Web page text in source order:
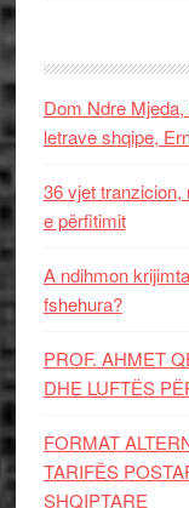
Dom Ndre
letrave shqipe,
36 vjet tranzicion,
e përfitimit
A ndihmon
fshehura?
PROF. AHMET
DHE LUFTЁS
FORMAT
TARIFËS
SHQIPTARE